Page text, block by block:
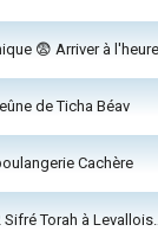
😨 Arriver à
de Ticha Béav
Cachère
Torah à